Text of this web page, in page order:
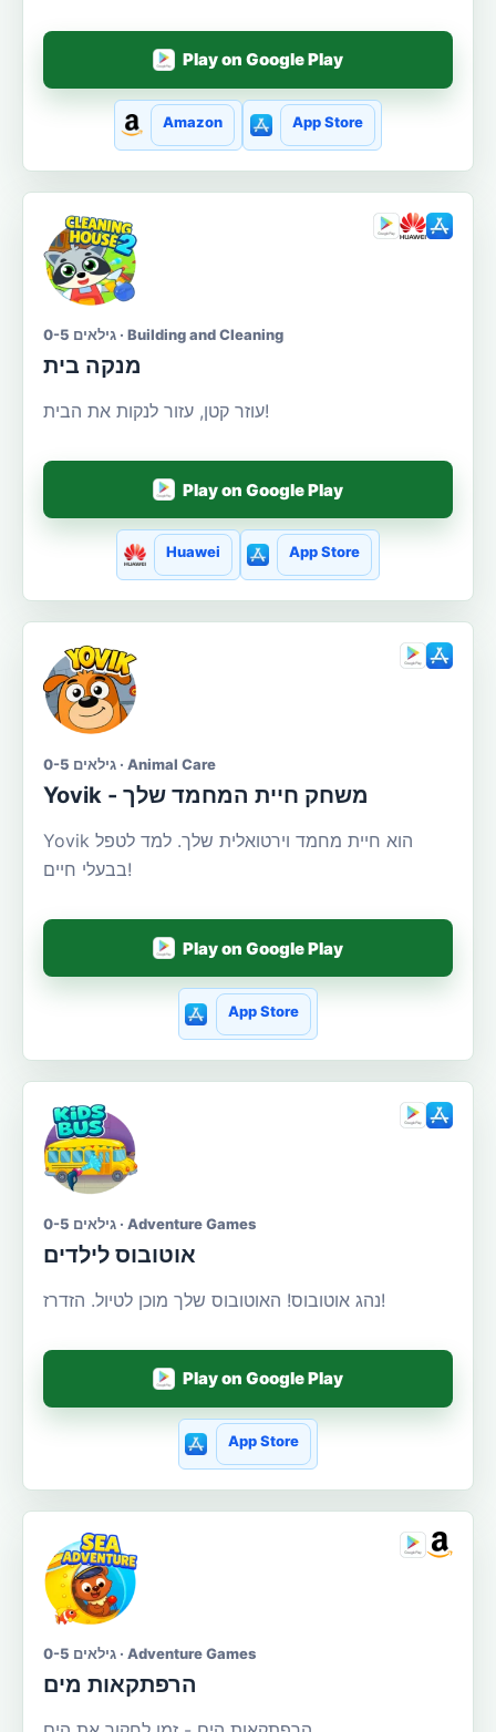
Play on Google Play
Amazon App Store
גילאים 0-5 · Building and Cleaning
מנקה בית
עוזר קטן, עזור לנקות את הבית!
Play on Google Play
Huawei App Store
גילאים 0-5 · Animal Care
Yovik - משחק חיית המחמד שלך
Yovik הוא חיית מחמד וירטואלית שלך. למד לטפל
בבעלי חיים!
Play on Google Play
App Store
גילאים 0-5 · Adventure Games
אוטובוס לילדים
נהג אוטובוס! האוטובוס שלך מוכן לטיול. הזדרז!
Play on Google Play
App Store
גילאים 0-5 · Adventure Games
הרפתקאות מים